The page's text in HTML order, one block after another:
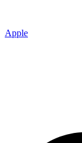
Apple